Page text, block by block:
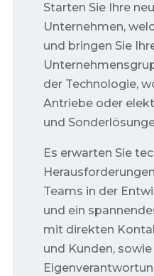
Starten Sie Ihre
Unternehmen,
und bringen Sie
der Technologie,
Antriebe oder
und
Es erwarten Sie
Teams in der
und ein
mit direkten
und Kunden,